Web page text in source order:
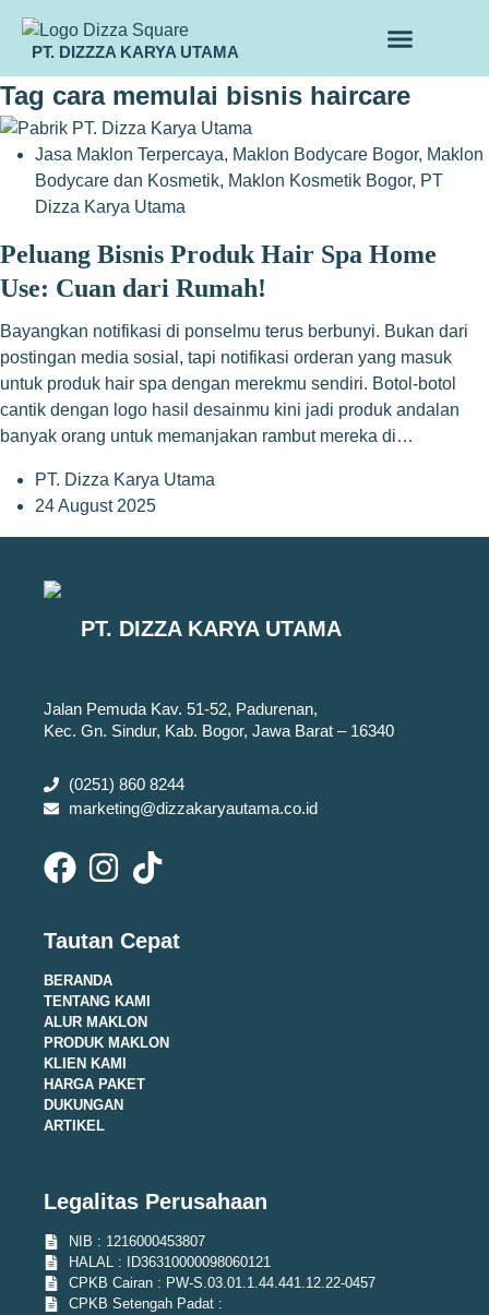
PT. DIZZZA KARYA UTAMA
Tag cara memulai bisnis haircare
Jasa Maklon Terpercaya, Maklon Bodycare Bogor, Maklon
Bodycare dan Kosmetik, Maklon Kosmetik Bogor, PT
Dizza Karya Utama
Peluang Bisnis Produk Hair Spa Home
Use: Cuan dari Rumah!
Bayangkan notifikasi di ponselmu terus berbunyi. Bukan dari
postingan media sosial, tapi notifikasi orderan yang masuk
untuk produk hair spa dengan merekmu sendiri. Botol-botol
cantik dengan logo hasil desainmu kini jadi produk andalan
banyak orang untuk memanjakan rambut mereka di…
PT. Dizza Karya Utama
24 August 2025
PT. DIZZA KARYA UTAMA
Jalan Pemuda Kav. 51-52, Padurenan,
Kec. Gn. Sindur, Kab. Bogor, Jawa Barat – 16340
(0251) 860 8244
marketing@dizzakaryautama.co.id
Tautan Cepat
BERANDA
TENTANG KAMI
ALUR MAKLON
PRODUK MAKLON
KLIEN KAMI
HARGA PAKET
DUKUNGAN
ARTIKEL
Legalitas Perusahaan
NIB : 1216000453807
HALAL : ID36310000098060121
CPKB Cairan : PW-S.03.01.1.44.441.12.22-0457
CPKB Setengah Padat :